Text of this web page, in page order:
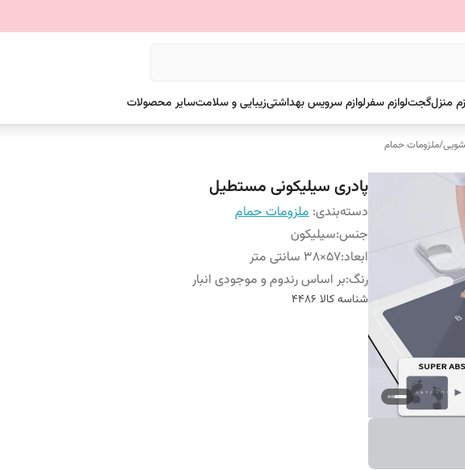
منزلگجتلوازم سفرلوازم سرویس بهداشتیزیبایی و سلامتسایر محصولات
/ملزومات حمام
پادری سیلیکونی مستطیل
دسته‌بندی: ملزومات حمام
جنس:سیلیکون
ابعاد:57×38 سانتی متر
رنگ:بر اساس رندوم و موجودی انبار
شناسه کالا 4486